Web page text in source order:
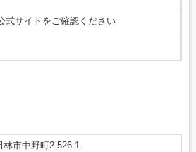
式サイトをご確認ください
林市中野町2-526-1